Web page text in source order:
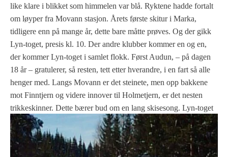
like klare i blikket som himmelen var blå. Ryktene hadde fortalt
om løyper fra Movann stasjon. Årets første skitur i Marka,
tidligere enn på mange år, dette bare måtte prøves. Og der gikk
Lyn-toget, presis kl. 10. Der andre klubber kommer en og en,
der kommer Lyn-toget i samlet flokk. Først Audun, – på dagen
18 år – gratulerer, så resten, tett etter hverandre, i en fart så alle
henger med. Langs Movann er det steinete, men opp bakkene
mot Finntjern og videre innover til Holmetjern, er det nesten
trikkeskinner. Dette bærer bud om en lang skisesong. Lyn-toget